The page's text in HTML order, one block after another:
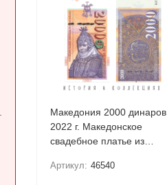
Македония 2000 динаров
2022 г. Македонское
свадебное платье из
Артикул: 46540